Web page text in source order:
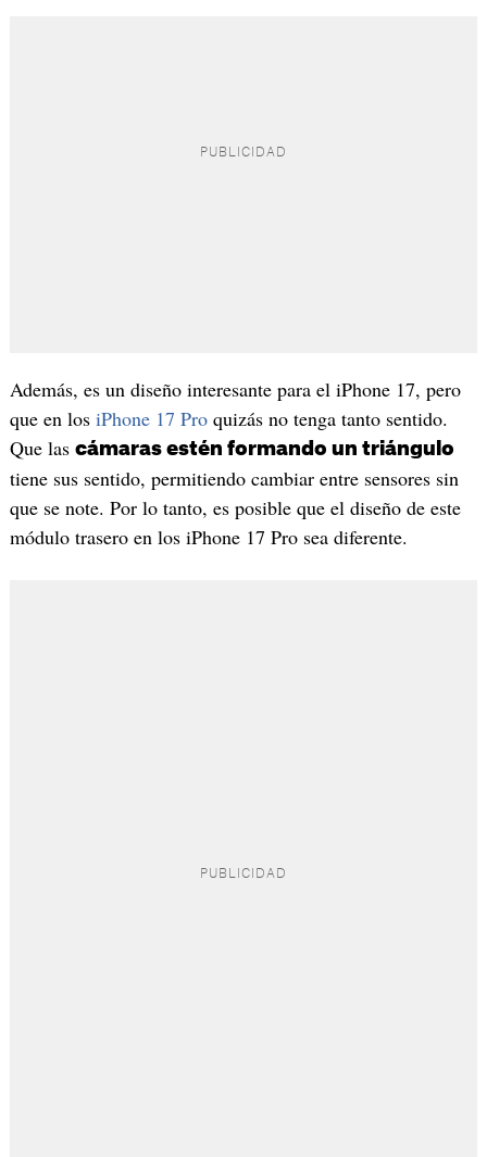
Además, es un diseño interesante para el iPhone 17, pero
que en los iPhone 17 Proquizás no tenga tanto sentido.
Que las cámaras estén formando un triángulo
tiene sus sentido, permitiendo cambiar entre sensores sin
que se note. Por lo tanto, es posible que el diseño de este
módulo trasero en los iPhone 17 Pro sea diferente.